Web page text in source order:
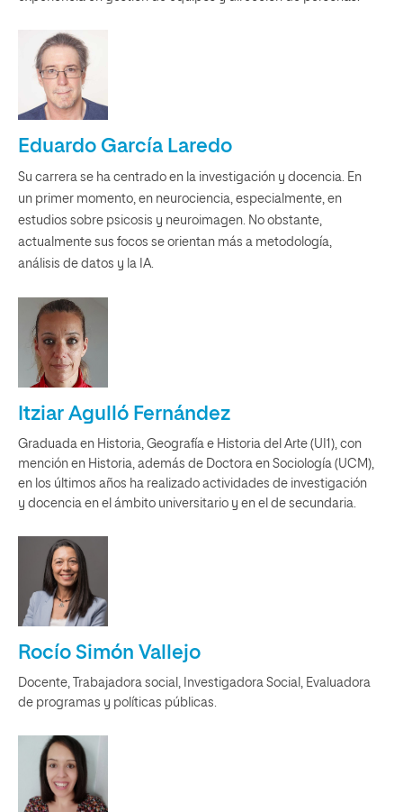
Eduardo García Laredo
Su carrera se ha centrado en la investigación y docencia. En
un primer momento, en neurociencia, especialmente, en
estudios sobre psicosis y neuroimagen. No obstante,
actualmente sus focos se orientan más a metodología,
análisis de datos y la IA.
Itziar Agulló Fernández
Graduada en Historia, Geografía e Historia del Arte (UI1), con
mención en Historia, además de Doctora en Sociología (UCM),
en los últimos años ha realizado actividades de investigación
y docencia en el ámbito universitario y en el de secundaria.
Rocío Simón Vallejo
Docente, Trabajadora social, Investigadora Social, Evaluadora
de programas y políticas públicas.